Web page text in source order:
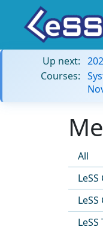
Up next:
Courses:
All
LeSS